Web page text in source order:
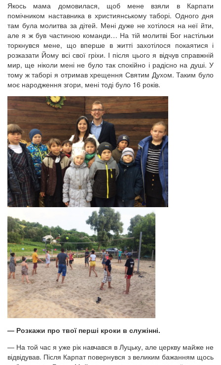
Якось мама домовилася, щоб мене взяли в Карпати
помічником наставника в християнському таборі. Одного дня
там була молитва за дітей. Мені дуже не хотілося на неї йти,
але я ж був частиною команди… На тій молитві Бог настільки
торкнувся мене, що вперше в житті захотілося покаятися і
розказати Йому всі свої гріхи. І після цього я відчув справжній
мир, ще ніколи мені не було так спокійно і радісно на душі. У
тому ж таборі я отримав хрещення Святим Духом. Таким було
моє народження згори, мені тоді було 16 років.
— Розкажи про твої перші кроки в служінні.
— На той час я уже рік навчався в Луцьку, але церкву майже не
відвідував. Після Карпат повернувся з великим бажанням щось